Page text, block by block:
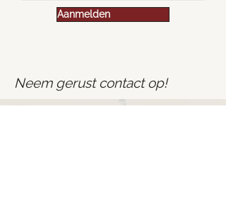
Aanmelden
Neem gerust contact op!